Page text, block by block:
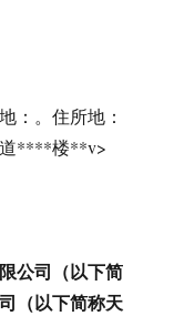
：。住所地：
道****楼**v>
公司（以下简
（以下简称天